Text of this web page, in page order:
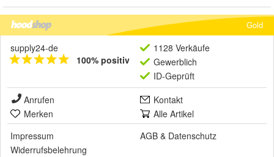
Gold
supply24-de
100% positiv
1128 Verkäufe
Gewerblich
ID-Geprüft
Anrufen
Kontakt
Merken
Alle Artikel
Impressum
AGB & Datenschutz
Widerrufsbelehrung